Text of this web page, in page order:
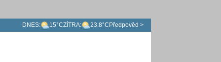
DNES: 15°CZÍTRA: 23.8°C Předpověd >